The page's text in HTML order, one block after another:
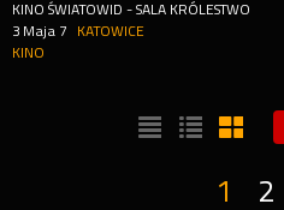
KINO ŚWIATOWID - SALA KRÓLESTWO
3 Maja 7
KATOWICE
KINO
1 2